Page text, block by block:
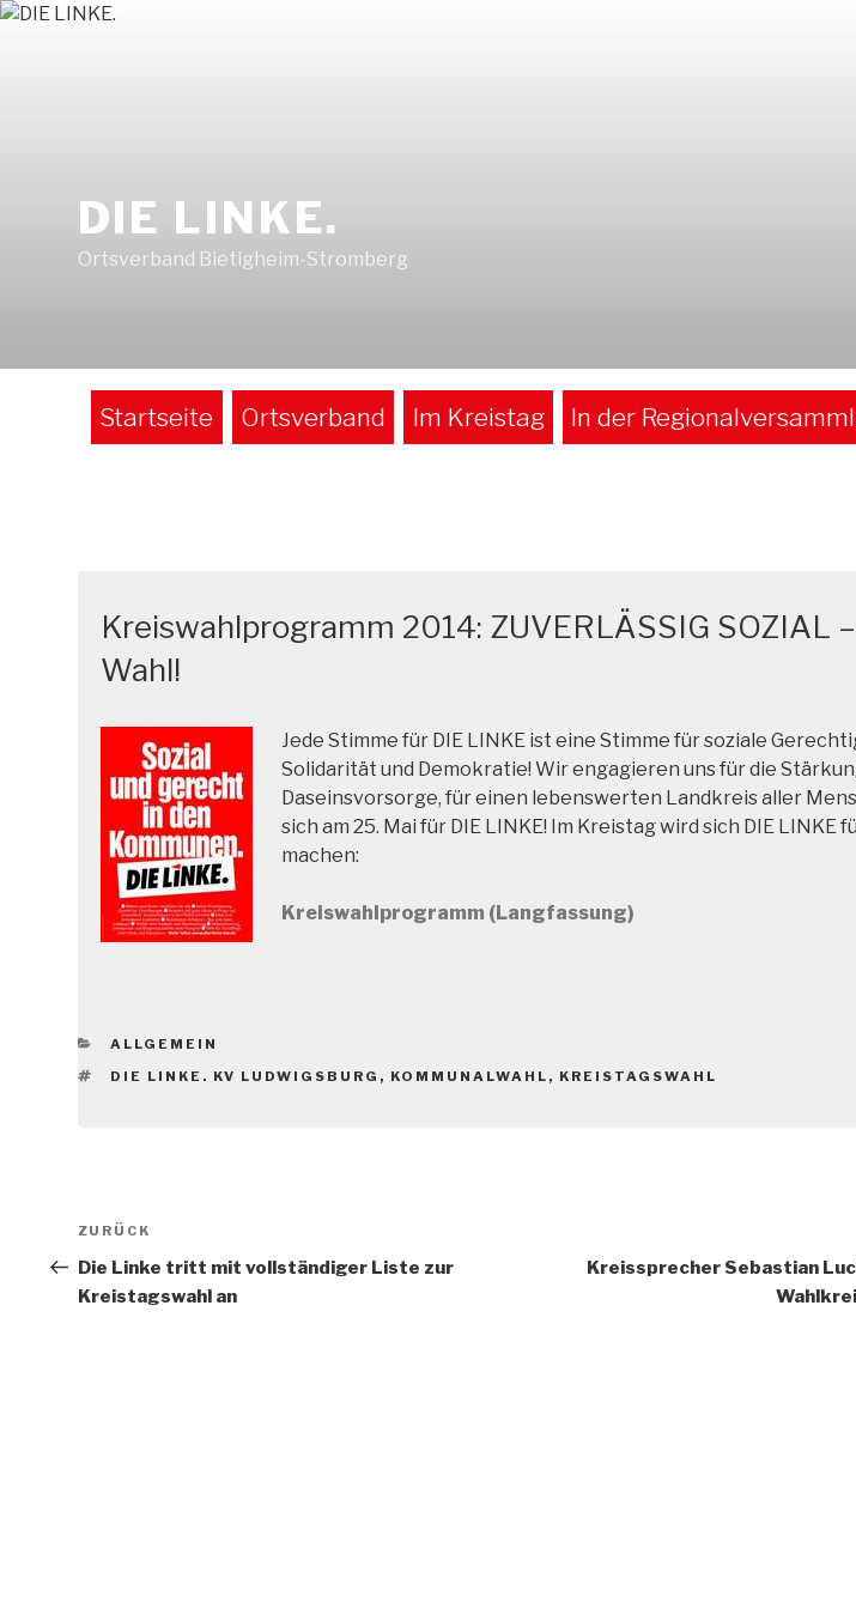
Zum
DIE LINKE.
Ortsverband Bietigheim-Stromberg
Startseite Ortsverband Im Kreistag In der
Kreiswahlprogramm 2014: ZUVERLÄSSIG SOZIAL
Wahl!
Jede Stimme für DIE LINKE ist eine Stimme für soziale
Solidarität und Demokratie! Wir engagieren uns für die
Daseinsvorsorge, für einen lebenswerten Landkreis aller
sich am 25. Mai für DIE LINKE! Im Kreistag wird sich DIE LINKE
machen:
Kreiswahlprogramm (Langfassung)
KATEGORIEN
ALLGEMEIN
SCHLAGWÖRTER
DIE LINKE. KV LUDWIGSBURG , KOMMUNALWAHL , KREISTAGSWAHL
Beitragsnavigation
Vorheriger
Beitrag
ZURÜCK
Die Linke tritt mit vollständiger Liste zur
Kreistagswahl an
Kreissprecher Sebastian